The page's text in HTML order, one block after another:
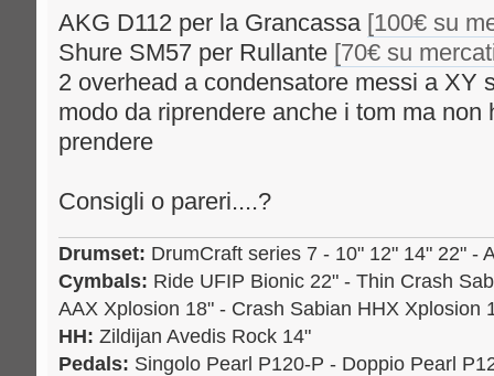
AKG D112 per la Grancassa [100€ su
Shure SM57 per Rullante [70€ su
2 overhead a condensatore messi a XY
modo da riprendere anche i tom ma non
prendere
Consigli o pareri....?
Drumset: DrumCraft series 7 - 10" 12" 14" 22" -
Cymbals: Ride UFIP Bionic 22" - Thin Crash
AAX Xplosion 18" - Crash Sabian HHX Xplosion
HH: Zildijan Avedis Rock 14"
Pedals: Singolo Pearl P120-P - Doppio Pearl